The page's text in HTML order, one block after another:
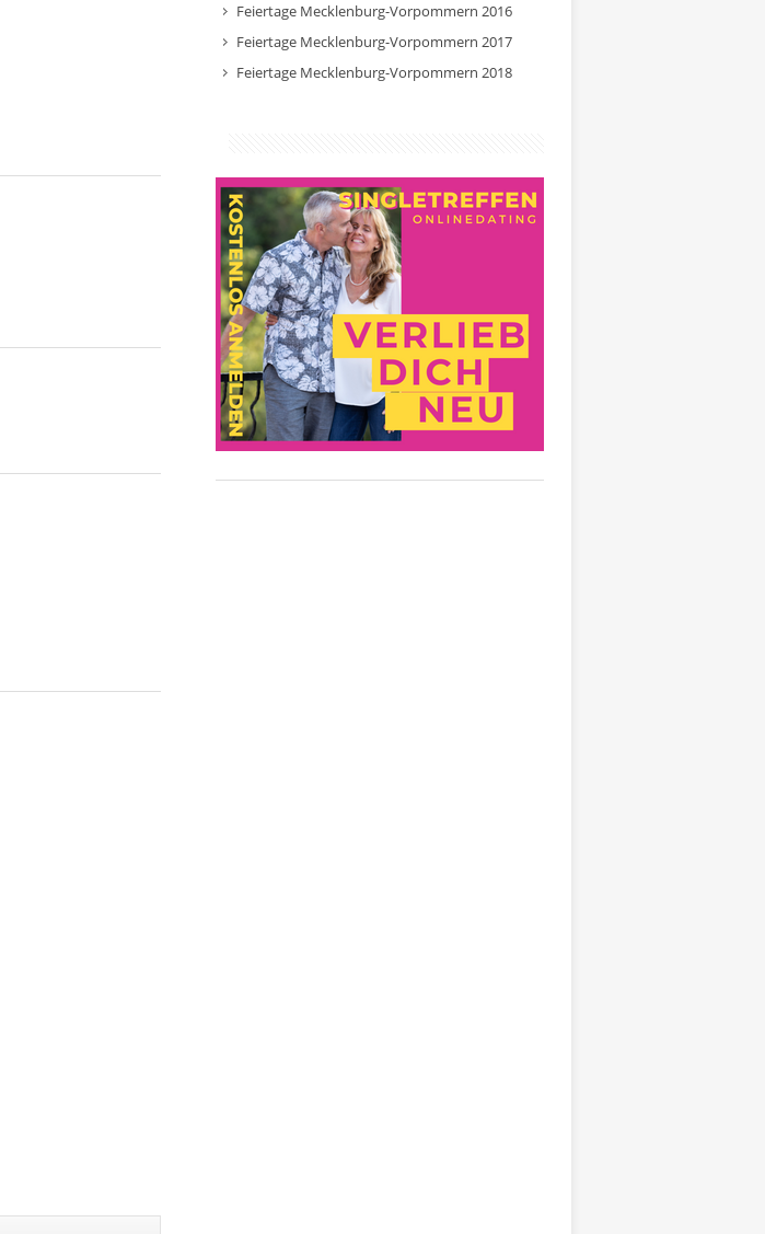
Feiertage Mecklenburg-Vorpommern 2016
Feiertage Mecklenburg-Vorpommern 2017
Feiertage Mecklenburg-Vorpommern 2018